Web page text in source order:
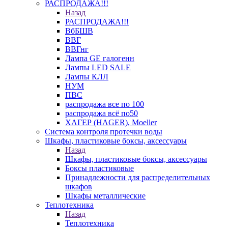
РАСПРОДАЖА!!!
Назад
РАСПРОДАЖА!!!
ВбБШВ
ВВГ
ВВГнг
Лампа GE галогенн
Лампы LED SALE
Лампы КЛЛ
НУМ
ПВС
распродажа все по 100
распродажа всё по50
ХАГЕР (HAGER), Moeller
Система контроля протечки воды
Шкафы, пластиковые боксы, аксессуары
Назад
Шкафы, пластиковые боксы, аксессуары
Боксы пластиковые
Принадлежности для распределительных
шкафов
Шкафы металлические
Теплотехника
Назад
Теплотехника